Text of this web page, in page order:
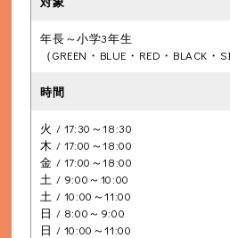
年長～小学3年生
（GREEN・BLUE・RED・BLACK・
火 / 17:30～18:30
木 / 17:00～18:00
金 / 17:00～18:00
土 / 9:00～10:00
土 / 10:00～11:00
日 / 8:00～9:00
日 / 10:00～11:00